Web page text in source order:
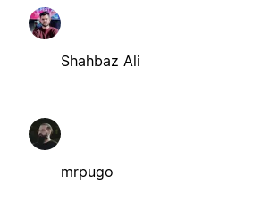
Shahbaz Ali
mrpugo